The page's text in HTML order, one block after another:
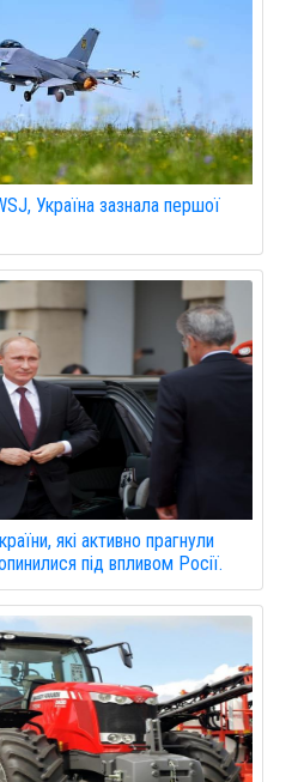
Україна зазнала першої
які активно прагнули
під впливом Росії.